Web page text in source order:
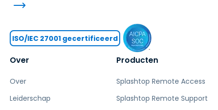
Over
Over
Leiderschap
Producten
Splashtop Remote Access
Splashtop Remote Support
ISO/IEC 27001 gecertificeerd